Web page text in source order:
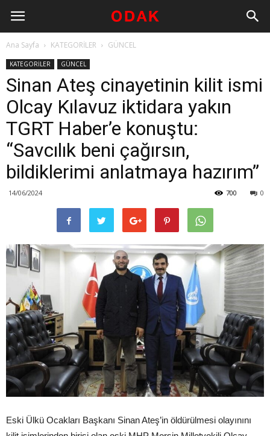
Ana Sayfa KATEGORİLER GÜNCEL
KATEGORİLER GÜNCEL
Sinan Ateş cinayetinin kilit ismi
Olcay Kılavuz iktidara yakın
TGRT Haber’e konuştu:
“Savcılık beni çağırsın,
bildiklerimi anlatmaya hazırım”
14/06/2024 0
700
Eski Ülkü Ocakları Başkanı Sinan Ateş’in öldürülmesi olayınını